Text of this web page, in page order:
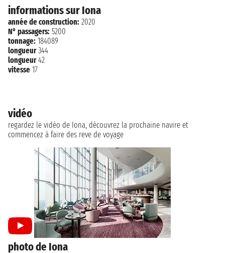
informations sur Iona
année de construction: 2020
N° passagers: 5200
tonnage: 184089
longueur 344
longueur 42
vitesse 17
vidéo
regardez le vidéo de Iona, découvrez la prochaine navire et
commencez à faire des reve de voyage
photo de Iona